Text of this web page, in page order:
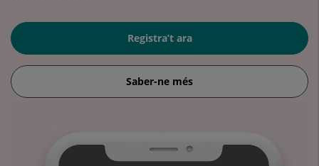
Registra’t ara
Saber-ne més